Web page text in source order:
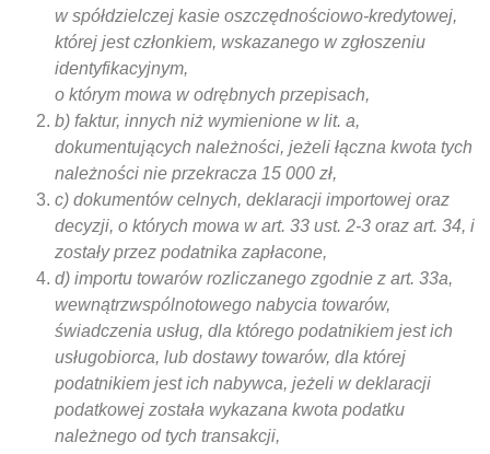
w spółdzielczej kasie oszczędnościowo-kredytowej,
której jest członkiem, wskazanego w zgłoszeniu
identyfikacyjnym,
o którym mowa w odrębnych przepisach,
b) faktur, innych niż wymienione w lit. a,
dokumentujących należności, jeżeli łączna kwota tych
należności nie przekracza 15 000 zł,
c) dokumentów celnych, deklaracji importowej oraz
decyzji, o których mowa w art. 33 ust. 2-3 oraz art. 34, i
zostały przez podatnika zapłacone,
d) importu towarów rozliczanego zgodnie z art. 33a,
wewnątrzwspólnotowego nabycia towarów,
świadczenia usług, dla którego podatnikiem jest ich
usługobiorca, lub dostawy towarów, dla której
podatnikiem jest ich nabywca, jeżeli w deklaracji
podatkowej została wykazana kwota podatku
należnego od tych transakcji,